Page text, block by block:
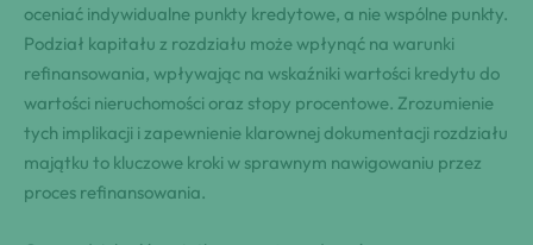
oceniać indywidualne punkty kredytowe, a nie wspólne punkty.
Podział kapitału z rozdziału może wpłynąć na warunki
refinansowania, wpływając na wskaźniki wartości kredytu do
wartości nieruchomości oraz stopy procentowe. Zrozumienie
tych implikacji i zapewnienie klarownej dokumentacji rozdziału
majątku to kluczowe kroki w sprawnym nawigowaniu przez
proces refinansowania.